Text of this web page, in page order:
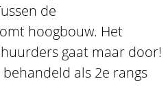
de
hoogbouw. Het
gaat maar door!
als 2e rangs